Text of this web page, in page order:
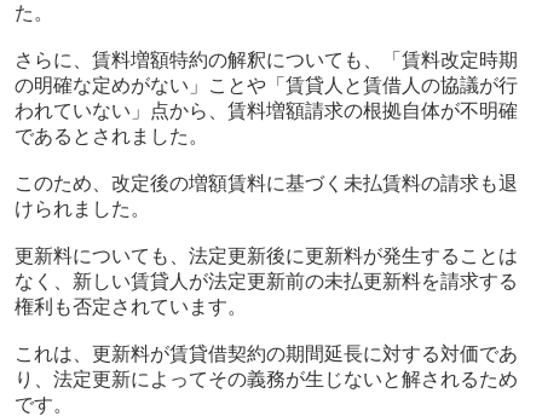
た。
さらに、賃料増額特約の解釈についても、「賃料改定時期
の明確な定めがない」ことや「賃貸人と賃借人の協議が行
われていない」点から、賃料増額請求の根拠自体が不明確
であるとされました。
このため、改定後の増額賃料に基づく未払賃料の請求も退
けられました。
更新料についても、法定更新後に更新料が発生することは
なく、新しい賃貸人が法定更新前の未払更新料を請求する
権利も否定されています。
これは、更新料が賃貸借契約の期間延長に対する対価であ
り、法定更新によってその義務が生じないと解されるため
です。